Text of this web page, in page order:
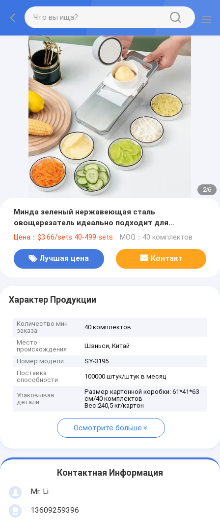
2/6
Минда зеленый нержавеющая сталь
овощерезатель идеально подходит для
быстрого и легкого приготовления блюд
Цена：$3.66/sets 40-499 sets MOQ：40 комплектов
Лучшая цена Контакт
Характер Продукции
Количество мин
заказа
40 комплектов
Место
происхождения
Шэньси, Китай
Номер модели
SY-3195
Поставка
способности
100000 штук/штук в месяц
Упаковывая
детали
Размер картонной коробки: 61*41*63
см/40 комплектов
Вес:240,5 кг/картон
Осмотрите больше
Контактная Информация
Mr. Li
13609259396